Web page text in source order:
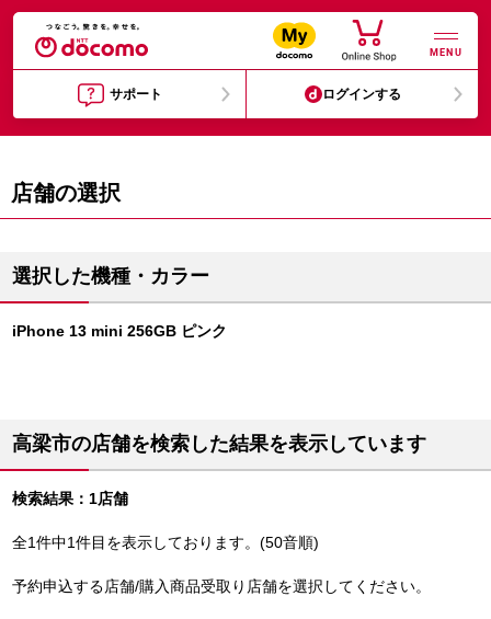
MENU
サポート ログインする
店舗の選択
選択した機種・カラー
iPhone 13 mini 256GB ピンク
高梁市の店舗を検索した結果を表示しています
検索結果：1店舗
全1件中1件目を表示しております。(50音順)
予約申込する店舗/購入商品受取り店舗を選択してください。